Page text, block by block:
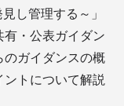
し管理する～」
有・公表ガイダン
のガイダンスの概
トについて解説